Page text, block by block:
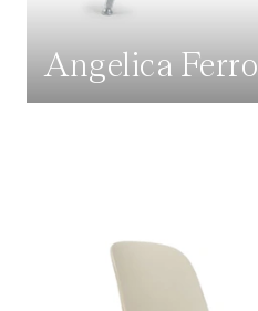
Angelica Ferro